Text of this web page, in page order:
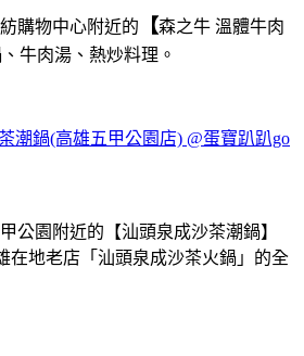
購物中心附近的 【森之牛 溫體牛肉
牛肉湯、熱炒料理。
潮鍋(高雄五甲公園店) @蛋寶趴趴go
公園附近的【汕頭泉成沙茶潮鍋】
在地老店「汕頭泉成沙茶火鍋」的全